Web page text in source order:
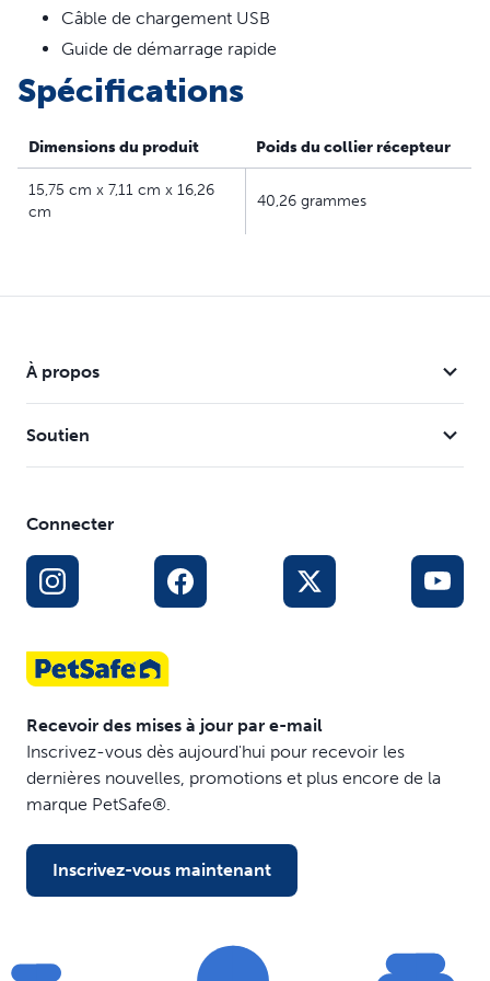
Câble de chargement USB
Guide de démarrage rapide
Spécifications
Dimensions du produit Poids du collier récepteur
15,75 cm x 7,11 cm x 16,26
cm
40,26 grammes
À propos
Soutien
Connecter
Recevoir des mises à jour par e-mail
Inscrivez-vous dès aujourd'hui pour recevoir les
dernières nouvelles, promotions et plus encore de la
marque PetSafe®.
Inscrivez-vous maintenant